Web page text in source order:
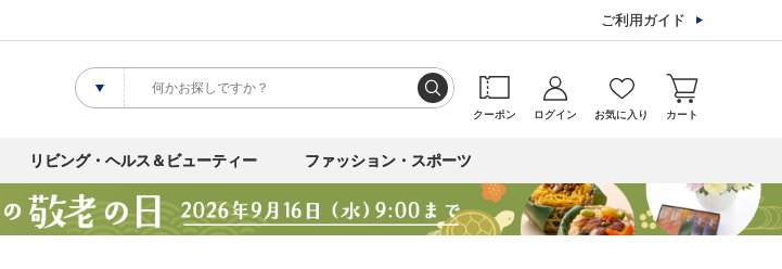
ご利用ガイド
クーポン ログイン お気に入り カート
リビング・ヘルス＆ビューティー ファッション・スポーツ